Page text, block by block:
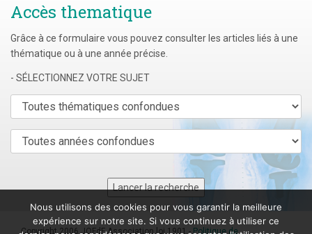
Accès thematique
Grâce à ce formulaire vous pouvez consulter les articles liés à une
thématique ou à une année précise.
- SÉLECTIONNEZ VOTRE SUJET
Nous utilisons des cookies pour vous garantir la meilleure
expérience sur notre site. Si vous continuez à utiliser ce
Copyright 2006 JOFdF Association loi 1901 -Politique de